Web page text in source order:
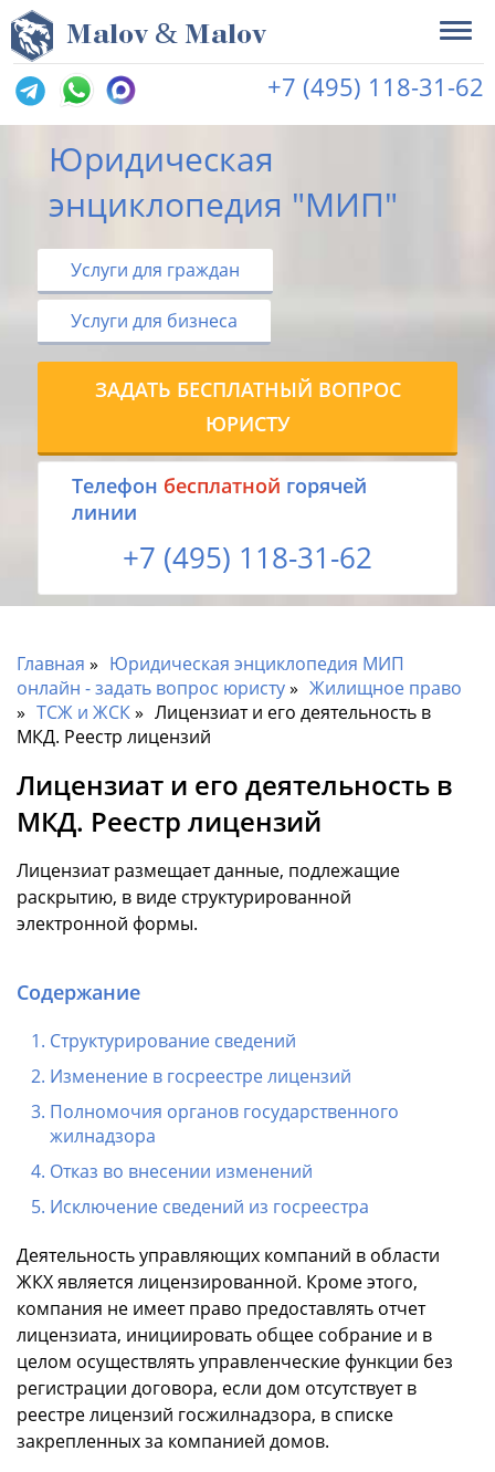
Malov & Malov
+7 (495) 118-31-62
Юридическая
энциклопедия "МИП"
Услуги для граждан
Услуги для бизнеса
ЗАДАТЬ БЕСПЛАТНЫЙ ВОПРОС
ЮРИСТУ
Tелефон бесплатной горячей
линии
+7 (495) 118-31-62
Главная
Юридическая энциклопедия МИП
онлайн - задать вопрос юристу
Жилищное право
ТСЖ и ЖСК
Лицензиат и его деятельность в
МКД. Реестр лицензий
Лицензиат и его деятельность в
МКД. Реестр лицензий
Лицензиат размещает данные, подлежащие
раскрытию, в виде структурированной
электронной формы.
Содержание
Структурирование сведений
Изменение в госреестре лицензий
Полномочия органов государственного
жилнадзора
Отказ во внесении изменений
Исключение сведений из госреестра
Деятельность управляющих компаний в области
ЖКХ является лицензированной. Кроме этого,
компания не имеет право предоставлять отчет
лицензиата, инициировать общее собрание и в
целом осуществлять управленческие функции без
регистрации договора, если дом отсутствует в
реестре лицензий госжилнадзора, в списке
закрепленных за компанией домов.